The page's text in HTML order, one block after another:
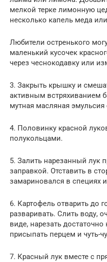
мелкой терке лимонную
несколько капель меда
Любители остренького
маленький кусочек
через чеснокодавку или
3. Закрыть крышку и
активным встряхиванием
мутная масляная
4. Половинку красной
полукольцами.
5. Залить нарезанный лук
заправкой. Отставить в
замариновался в специях
6. Картофель отварить до
разваривать. Слить воду,
виде, нарезать
присыпать перцем и чуть-
7. Красный лук вместе с